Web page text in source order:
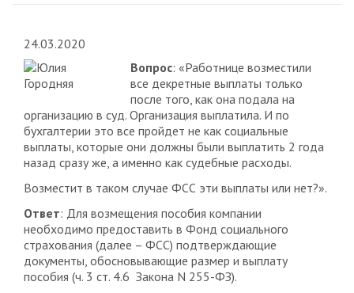
24.03.2020
Вопрос: «Работнице возместили
все декретные выплаты только
после того, как она подала на
организацию в суд. Организация выплатила. И по
бухгалтерии это все пройдет не как социальные
выплаты, которые они должны были выплатить 2 года
назад сразу же, а именно как судебные расходы.
Возместит в таком случае ФСС эти выплаты или нет?».
Ответ: Для возмещения пособия компании
необходимо предоставить в Фонд социального
страхования (далее – ФСС) подтверждающие
документы, обосновывающие размер и выплату
пособия (ч. 3 ст. 4.6 Закона N 255-ФЗ).